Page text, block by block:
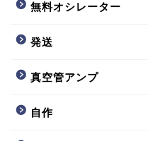
無料オシレーター
発送
真空管アンプ
自作